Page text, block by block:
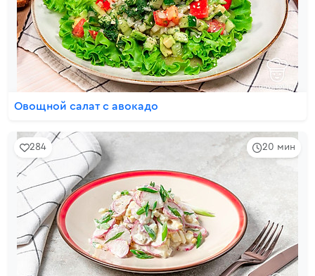
Овощной салат с авокадо
20 мин
284